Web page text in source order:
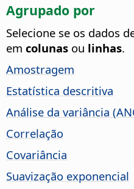
Agrupado por
Selecione se os dados
em colunas ou linhas.
Amostragem
Estatística descritiva
Análise da variância
Correlação
Covariância
Suavização exponencial